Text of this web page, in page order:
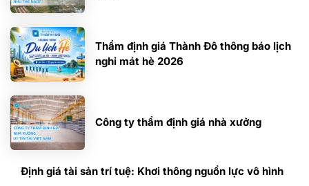
Thẩm định giá Thành Đô thông báo lịch
nghỉ mát hè 2026
Công ty thẩm định giá nhà xưởng
Định giá tài sản trí tuệ: Khơi thông nguồn lực vô hình